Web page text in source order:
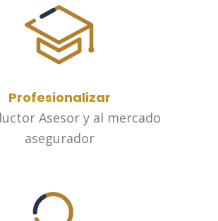
Profesionalizar
Asesor y al mercado
asegurador